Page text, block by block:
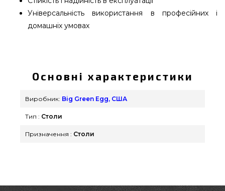
Універсальність використання в професійних і
домашніх умовах
США за актуальною вартістю всего 14 200 грн. в
онлайн каталозі грилів GrillPoint. Вигідні
пропозиції на Комплектуючі Big Green Egg в
нашим працівникам на будь-який номер (098)
333-26-55 и мы допоможемо придбати покупцям
Основні характеристики
Виробник: Big Green Egg, США
Тип : Столи
Призначення : Столи